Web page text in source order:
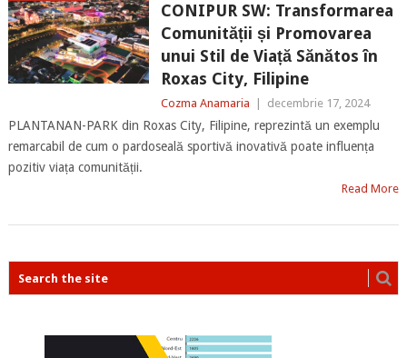
CONIPUR SW: Transformarea
Comunității și Promovarea
unui Stil de Viață Sănătos în
Roxas City, Filipine
Cozma Anamaria decembrie 17, 2024
PLANTANAN-PARK din Roxas City, Filipine, reprezintă un exemplu
remarcabil de cum o pardoseală sportivă inovativă poate influența
pozitiv viața comunității.
Read More
POSTS
NAVIGATION